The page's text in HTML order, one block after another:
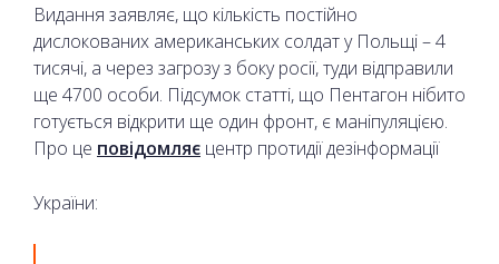
Видання заявляє, що кількість постійно
дислокованих американських солдат у Польщі – 4
тисячі, а через загрозу з боку росії, туди відправили
ще 4700 особи. Підсумок статті, що Пентагон нібито
готується відкрити ще один фронт, є маніпуляцією.
Про це повідомляє центр протидії дезінформації
України: